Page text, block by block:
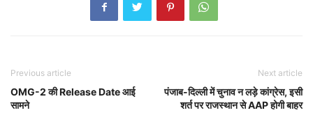
Previous article
OMG-2 की Release Date आई
सामने
Next article
पंजाब-दिल्ली में चुनाव न लड़े कांग्रेस, इसी
शर्त पर राजस्थान से AAP होगी बाहर